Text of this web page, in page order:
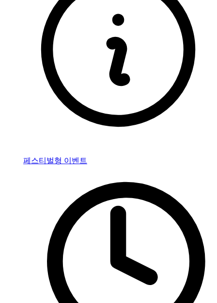
페스티벌형 이벤트